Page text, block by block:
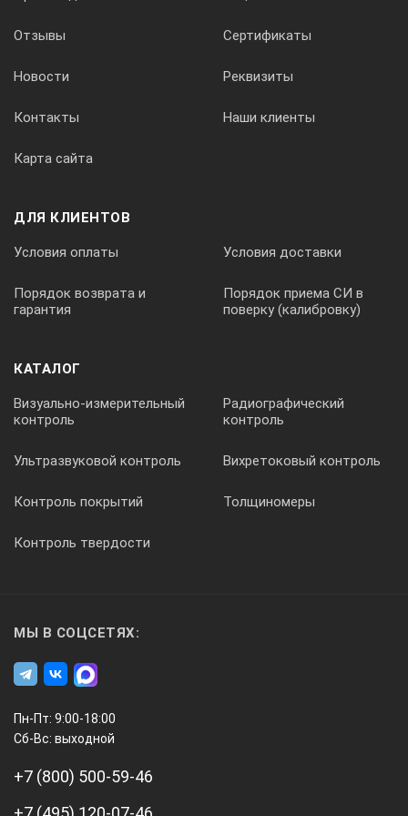
Встроенный
На
ИПД
●
●
Измерение толщины лакокрасочных,
●
Отзывы Сертификаты
Новости Реквизиты
Контакты Наши клиенты
Карта сайта
ДЛЯ КЛИЕНТОВ
Условия оплаты Условия доставки
Порядок возврата и
гарантия
Порядок приема СИ в
поверку (калибровку)
КАТАЛОГ
Визуально-измерительный
контроль
Радиографический
контроль
Ультразвуковой контроль Вихретоковый контроль
Контроль покрытий Толщиномеры
Контроль твердости
МЫ В СОЦСЕТЯХ:
Пн-Пт: 9:00-18:00
Сб-Вс: выходной
+7 (800) 500-59-46